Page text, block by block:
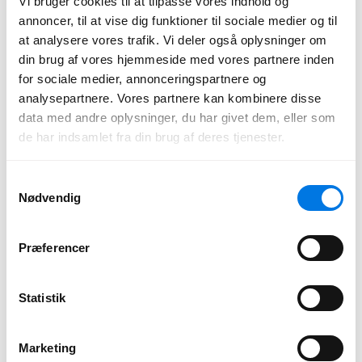
annoncer, til at vise dig funktioner til sociale medier og til
at analysere vores trafik. Vi deler også oplysninger om
din brug af vores hjemmeside med vores partnere inden
for sociale medier, annonceringspartnere og
analysepartnere. Vores partnere kan kombinere disse
data med andre oplysninger, du har givet dem, eller som
de har indsamlet fra din brug af deres tjenester.
Nødvendig
Præferencer
Statistik
Marketing
ved meget lave udetemperaturer. Mange andre modeller på markedet
bliver mindre effektive i frostvejr. Den model, vi installerer, holder
sin nominelle effekt helt ned til 20 minusgrader uden at bruge en
elektrisk forvarmer.
Grøn energi til hele Danmark
Hos Amalo er servicen i top. Vi hjælper dig med luft til vand-
Email: